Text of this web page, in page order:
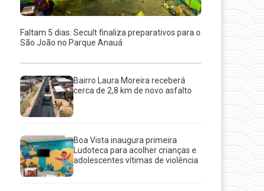
Faltam 5 dias: Secult finaliza preparativos para o
São João no Parque Anauá
Bairro Laura Moreira receberá
cerca de 2,8 km de novo asfalto
Boa Vista inaugura primeira
Ludoteca para acolher crianças e
adolescentes vítimas de violência